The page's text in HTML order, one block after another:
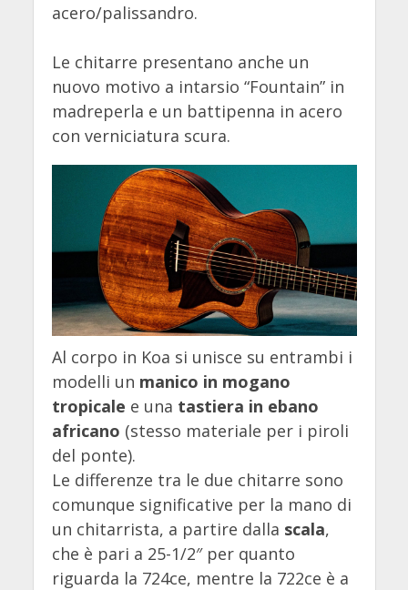
acero/palissandro.
Le chitarre presentano anche un
nuovo motivo a intarsio “Fountain” in
madreperla e un battipenna in acero
con verniciatura scura.
Al corpo in Koa si unisce su entrambi i
modelli un manico in mogano
tropicale e una tastiera in ebano
africano (stesso materiale per i piroli
del ponte).
Le differenze tra le due chitarre sono
comunque significative per la mano di
un chitarrista, a partire dalla scala,
che è pari a 25-1/2″ per quanto
riguarda la 724ce, mentre la 722ce è a